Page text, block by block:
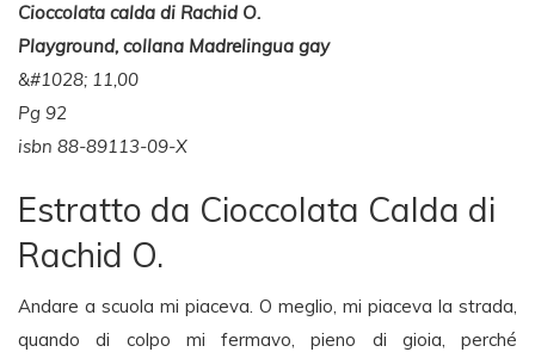
Cioccolata calda di Rachid O.
Playground, collana Madrelingua gay
&#1028; 11,00
Pg 92
isbn 88-89113-09-X
Estratto da Cioccolata Calda di
Rachid O.
Andare a scuola mi piaceva. O meglio, mi piaceva la strada,
quando di colpo mi fermavo, pieno di gioia, perché